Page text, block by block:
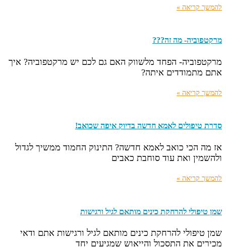
להמשך קריאה »
מרקטפוביה- מה זה???
מרקטפוביה- הפחד מלשווק האם גם לכם יש מרקטפוביה? איך
אתם מתמודדים איתה?
להמשך קריאה »
סדרת טיפולים לאמא חדשה בדיוק איפה שכואב!
אז מה הכי כואב לאמא חדשה? התינוק החמוד ממשיך לגדול
ולהשמין ואת עוד סוחבת כאבים
להמשך קריאה »
שמן טיפולי להרחקת כינים מותאם לגיל ורגישות
שמן טיפולי להרחקת כינים מותאם לגיל ורגישות אתם ודאי
מכירים את התסכול והייאוש שמגיעים יחד